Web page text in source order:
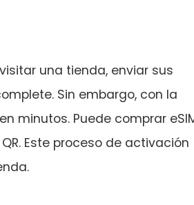
una tienda, enviar sus
Sin embargo, con la
minutos. Puede comprar
Este proceso de activación